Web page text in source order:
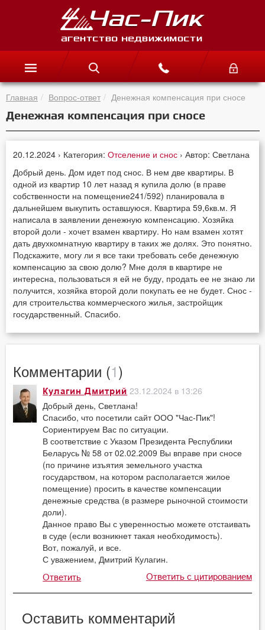
Главная Вопрос-ответ Денежная компенсация при сносе
Денежная компенсация при сносе
20.12.2024 › Категория:Отселение и снос › Автор: Светлана
Добрый день. Дом идет под снос. В нем две квартиры. В
одной из квартир 10 лет назад я купила долю (в праве
собственности на помещение241/592) планировала в
дальнейшем выкупить оставшуюся. Квартира 59,6кв.м. Я
написала в заявлении денежную компенсацию. Хозяйка
второй доли - хочет взамен квартиру. Но нам взамен хотят
дать двухкомнатную квартиру в таких же долях. Это понятно.
Подскажите, могу ли я все таки требовать себе денежную
компенсацию за свою долю? Мне доля в квартире не
интересна, пользоваться я ей не буду, продать ее не знаю ли
получится, хозяйка второй доли покупать ее не будет. Снос -
для строительства коммерческого жилья, застройщик
государственный. Спасибо.
Комментарии (1)
Кулагин Дмитрий 23.12.2024 в 13:26
Добрый день, Светлана!
Спасибо, что посетили сайт ООО "Час-Пик"!
Сориентируем Вас по ситуации.
В соответствие с Указом Президента Республики
Беларусь № 58 от 02.02.2009 Вы вправе при сносе
(по причине изъятия земельного участка
государством, на котором располагается жилое
помещение) просить в качестве компенсации
денежные средства (в размере рыночной стоимости
доли).
Данное право Вы с уверенностью можете отстаивать
в суде (если возникнет такая необходимость).
Вот, пожалуй, и все.
С уважением, Дмитрий Кулагин.
Ответить Ответить с цитированием
Оставить комментарий